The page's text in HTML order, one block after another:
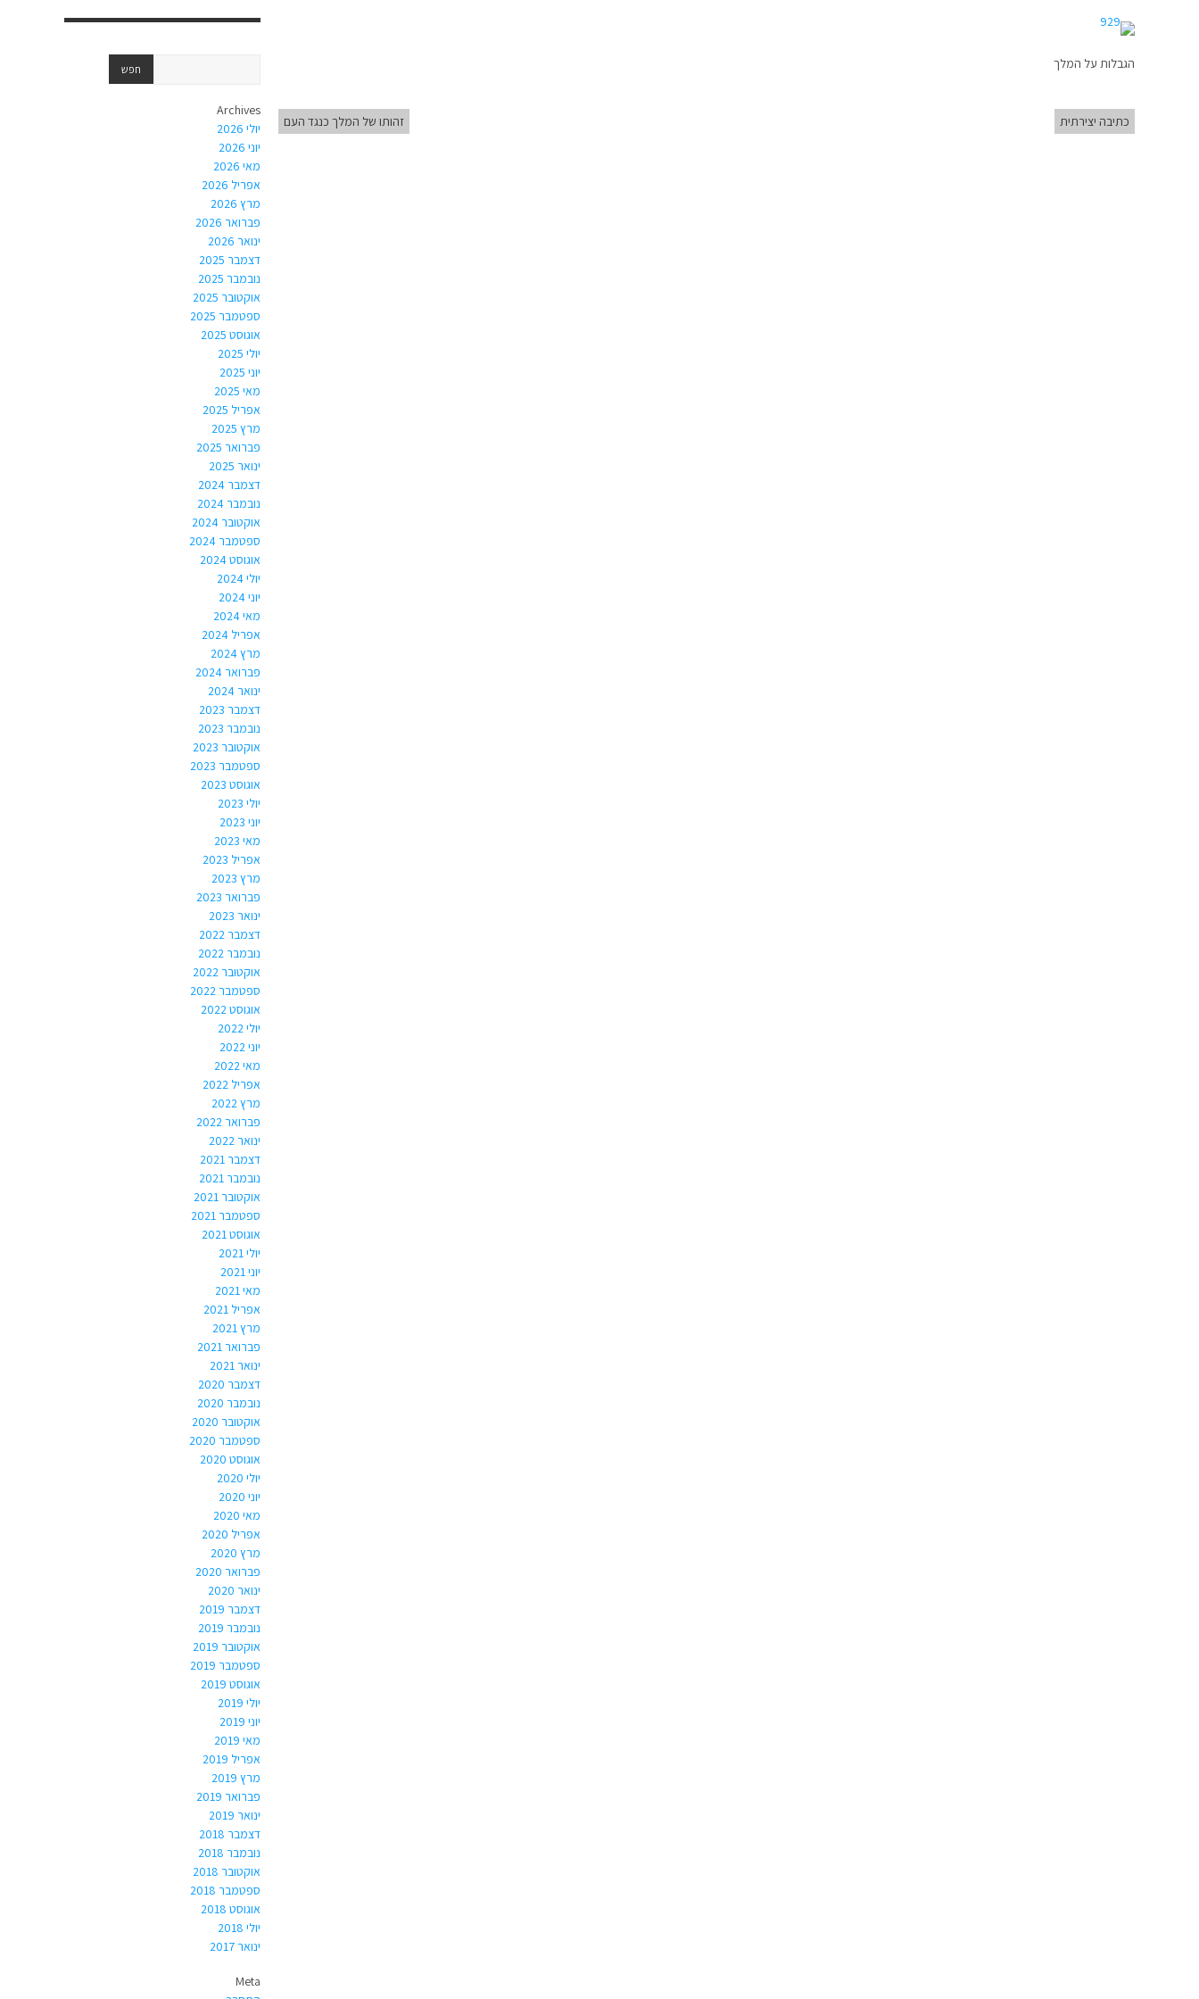
הגבלות על המלך
כתיבה יצירתית זהותו של המלך כנגד העם
Archives
יולי 2026
יוני 2026
מאי 2026
אפריל 2026
מרץ 2026
פברואר 2026
ינואר 2026
דצמבר 2025
נובמבר 2025
אוקטובר 2025
ספטמבר 2025
אוגוסט 2025
יולי 2025
יוני 2025
מאי 2025
אפריל 2025
מרץ 2025
פברואר 2025
ינואר 2025
דצמבר 2024
נובמבר 2024
אוקטובר 2024
ספטמבר 2024
אוגוסט 2024
יולי 2024
יוני 2024
מאי 2024
אפריל 2024
מרץ 2024
פברואר 2024
ינואר 2024
דצמבר 2023
נובמבר 2023
אוקטובר 2023
ספטמבר 2023
אוגוסט 2023
יולי 2023
יוני 2023
מאי 2023
אפריל 2023
מרץ 2023
פברואר 2023
ינואר 2023
דצמבר 2022
נובמבר 2022
אוקטובר 2022
ספטמבר 2022
אוגוסט 2022
יולי 2022
יוני 2022
מאי 2022
אפריל 2022
מרץ 2022
פברואר 2022
ינואר 2022
דצמבר 2021
נובמבר 2021
אוקטובר 2021
ספטמבר 2021
אוגוסט 2021
יולי 2021
יוני 2021
מאי 2021
אפריל 2021
מרץ 2021
פברואר 2021
ינואר 2021
דצמבר 2020
נובמבר 2020
אוקטובר 2020
ספטמבר 2020
אוגוסט 2020
יולי 2020
יוני 2020
מאי 2020
אפריל 2020
מרץ 2020
פברואר 2020
ינואר 2020
דצמבר 2019
נובמבר 2019
אוקטובר 2019
ספטמבר 2019
אוגוסט 2019
יולי 2019
יוני 2019
מאי 2019
אפריל 2019
מרץ 2019
פברואר 2019
ינואר 2019
דצמבר 2018
נובמבר 2018
אוקטובר 2018
ספטמבר 2018
אוגוסט 2018
יולי 2018
ינואר 2017
Meta